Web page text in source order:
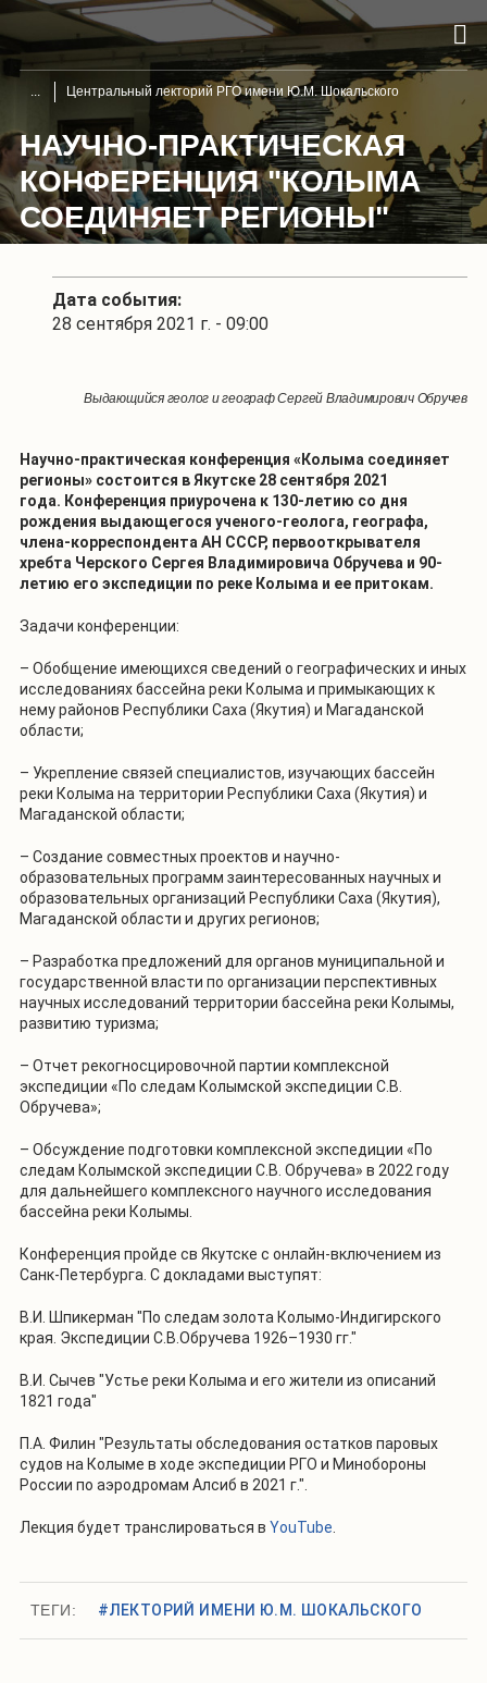
Центральный лекторий РГО имени Ю.М. Шокальского
НАУЧНО-ПРАКТИЧЕСКАЯ
КОНФЕРЕНЦИЯ "КОЛЫМА
СОЕДИНЯЕТ РЕГИОНЫ"
Дата события:
28 сентября 2021 г. - 09:00
Выдающийся геолог и географ Сергей Владимирович Обручев
Научно-практическая конференция «Колыма соединяет
регионы» состоится в Якутске 28 сентября 2021
года. Конференция приурочена к 130-летию со дня
рождения выдающегося ученого-геолога, географа,
члена-корреспондента АН СССР, первооткрывателя
хребта Черского Сергея Владимировича Обручева и 90-
летию его экспедиции по реке Колыма и ее притокам.
Задачи конференции:
– Обобщение имеющихся сведений о географических и иных
исследованиях бассейна реки Колыма и примыкающих к
нему районов Республики Саха (Якутия) и Магаданской
области;
– Укрепление связей специалистов, изучающих бассейн
реки Колыма на территории Республики Саха (Якутия) и
Магаданской области;
– Создание совместных проектов и научно-
образовательных программ заинтересованных научных и
образовательных организаций Республики Саха (Якутия),
Магаданской области и других регионов;
– Разработка предложений для органов муниципальной и
государственной власти по организации перспективных
научных исследований территории бассейна реки Колымы,
развитию туризма;
– Отчет рекогносцировочной партии комплексной
экспедиции «По следам Колымской экспедиции С.В.
Обручева»;
– Обсуждение подготовки комплексной экспедиции «По
следам Колымской экспедиции С.В. Обручева» в 2022 году
для дальнейшего комплексного научного исследования
бассейна реки Колымы.
Конференция пройде св Якутске с онлайн-включением из
Санк-Петербурга. С докладами выступят:
В.И. Шпикерман "По следам золота Колымо-Индигирского
края. Экспедиции С.В.Обручева 1926–1930 гг."
В.И. Сычев "Устье реки Колыма и его жители из описаний
1821 года"
П.А. Филин "Результаты обследования остатков паровых
судов на Колыме в ходе экспедиции РГО и Минобороны
России по аэродромам Алсиб в 2021 г.".
Лекция будет транслироваться в YouTube
ТЕГИ: #ЛЕКТОРИЙ ИМЕНИ Ю.М. ШОКАЛЬСКОГО